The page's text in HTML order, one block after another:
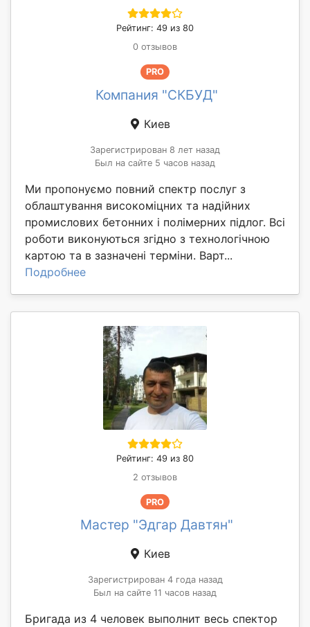
Рейтинг: 49 из 80
0 отзывов
PRO
Компания "СКБУД"
Киев
Зарегистрирован 8 лет назад
Был на сайте 5 часов назад
Ми пропонуємо повний спектр послуг з
облаштування високоміцних та надійних
промислових бетонних і полімерних підлог. Всі
роботи виконуються згідно з технологічною
картою та в зазначені терміни. Варт...
Подробнее
Рейтинг: 49 из 80
2 отзывов
PRO
Мастер "Эдгар Давтян"
Киев
Зарегистрирован 4 года назад
Был на сайте 11 часов назад
Бригада из 4 человек выполнит весь спектор